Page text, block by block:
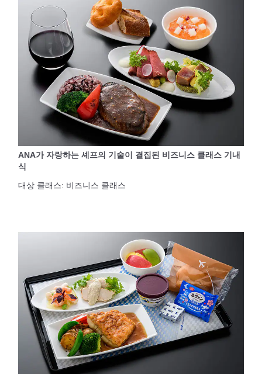
ANA가 자랑하는 셰프의 기술이 결집된 비즈니스 클래스 기내
식
대상 클래스: 비즈니스 클래스